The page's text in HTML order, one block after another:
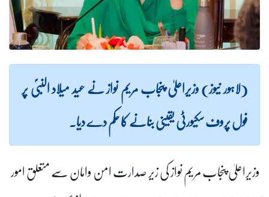
(لاہور نیوز) وزیراعلیٰ پنجاب مریم نواز نے عید میلاد النبیؐ پر
فول پروف سکیورٹی یقینی بنانے کا حکم دے دیا۔
وزیراعلیٰ پنجاب مریم نواز کی زیر صدارت امن وامان سے متعلق امور